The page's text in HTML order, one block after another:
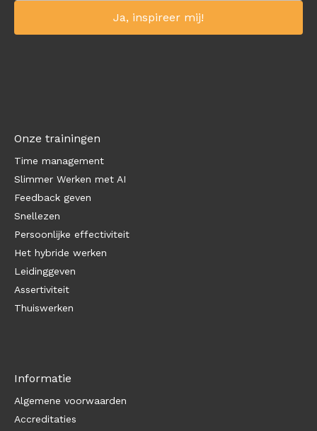
Onze trainingen
Time management
Slimmer Werken met AI
Feedback geven
Snellezen
Persoonlijke effectiviteit
Het hybride werken
Leidinggeven
Assertiviteit
Thuiswerken
Informatie
Algemene voorwaarden
Accreditaties